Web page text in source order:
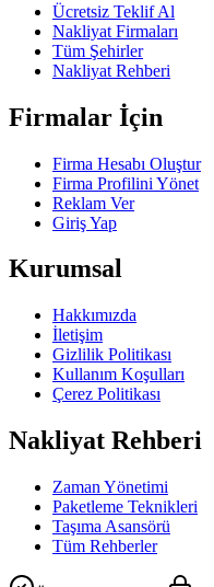
Ücretsiz Teklif Al
Nakliyat Firmaları
Tüm Şehirler
Nakliyat Rehberi
Firmalar İçin
Firma Hesabı Oluştur
Firma Profilini Yönet
Reklam Ver
Giriş Yap
Kurumsal
Hakkımızda
İletişim
Gizlilik Politikası
Kullanım Koşulları
Çerez Politikası
Nakliyat Rehberi
Zaman Yönetimi
Paketleme Teknikleri
Taşıma Asansörü
Tüm Rehberler